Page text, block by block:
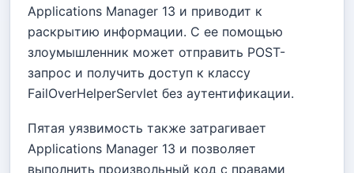
Applications Manager 13 и приводит к
раскрытию информации. С ее помощью
злоумышленник может отправить POST-
запрос и получить доступ к классу
FailOverHelperServlet без аутентификации.
Пятая уязвимость также затрагивает
Applications Manager 13 и позволяет
выполнить произвольный код с правами